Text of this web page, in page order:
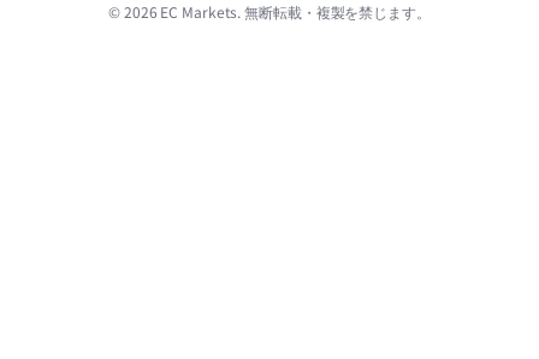
© 2026 EC Markets. 無断転載・複製を禁じます。